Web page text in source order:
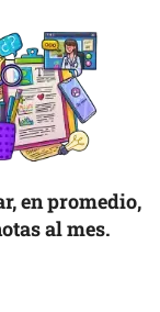
en promedio,
al mes.